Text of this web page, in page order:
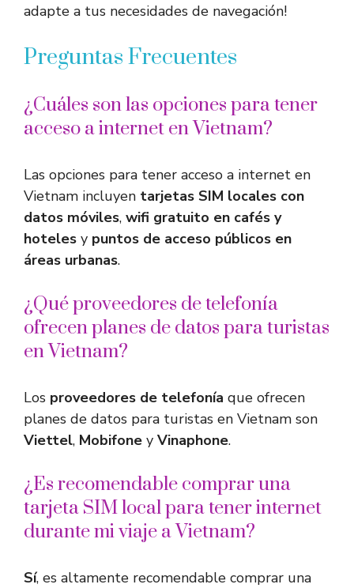
adapte a tus necesidades de navegación!
Preguntas Frecuentes
¿Cuáles son las opciones para tener
acceso a internet en Vietnam?
Las opciones para tener acceso a internet en
Vietnam incluyen tarjetas SIM locales con
datos móviles, wifi gratuito en cafés y
hoteles y puntos de acceso públicos en
áreas urbanas.
¿Qué proveedores de telefonía
ofrecen planes de datos para turistas
en Vietnam?
Los proveedores de telefonía que ofrecen
planes de datos para turistas en Vietnam son
Viettel, Mobifone y Vinaphone.
¿Es recomendable comprar una
tarjeta SIM local para tener internet
durante mi viaje a Vietnam?
Sí, es altamente recomendable comprar una